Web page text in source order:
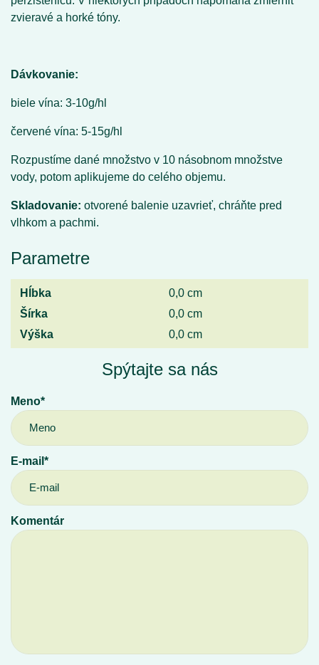
zvieravé a horké tóny.
Dávkovanie:
biele vína: 3-10g/hl
červené vína: 5-15g/hl
Rozpustíme dané množstvo v 10 násobnom množstve
vody, potom aplikujeme do celého objemu.
Skladovanie: otvorené balenie uzavrieť, chráňte pred
vlhkom a pachmi.
Parametre
Hĺbka
0,0 cm
Šírka
0,0 cm
Výška
0,0 cm
Spýtajte sa nás
Meno*
E-mail*
Komentár